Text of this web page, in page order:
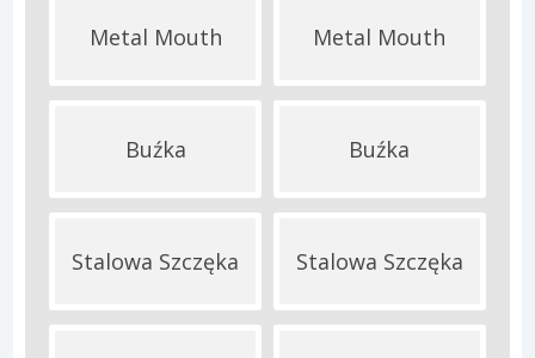
Metal Mouth Metal Mouth
Buźka Buźka
Stalowa Szczęka Stalowa Szczęka